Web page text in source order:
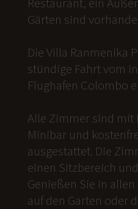
Gärten sind
Die Villa Ranmenika
stündige Fahrt vom
Flughafen Colombo
Alle Zimmer sind mit
Minibar und
ausgestattet. Die
einen Sitzbereich
Genießen Sie in
auf den Garten oder